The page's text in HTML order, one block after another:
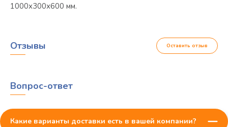
1000х300х600 мм.
Отзывы Оставить отзыв
Вопрос-ответ
Какие варианты доставки есть в вашей компании?